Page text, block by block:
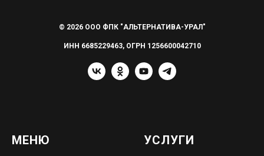
© 2026 ООО ФПК "АЛЬТЕРНАТИВА-УРАЛ"
ИНН 6685229463, ОГРН 1256600042710
МЕНЮ УСЛУГИ